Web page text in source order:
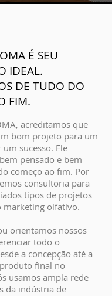
É SEU
IDEAL.
DE TUDO DO
FIM.
acreditamos que
bom projeto para um
sucesso. Ele
pensado e bem
começo ao fim. Por
consultoria para
tipos de projetos
marketing olfativo.
orientamos nossos
todo o
a concepção até a
final no
usamos ampla rede
da indústria de